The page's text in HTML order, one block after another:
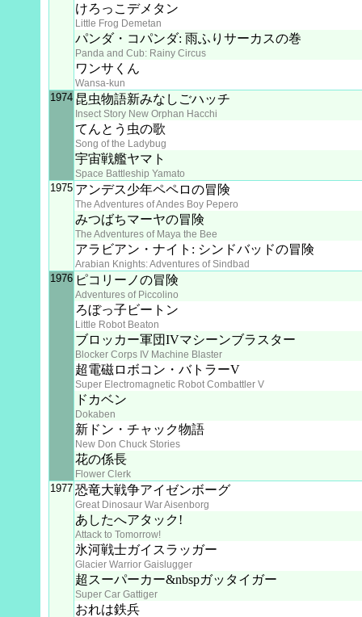
けろっこデメタン
Little Frog Demetan
パンダ・コパンダ: 雨ふりサーカスの巻
Panda and Cub: Rainy Circus
ワンサくん
Wansa-kun
1974 昆虫物語新みなしごハッチ
Insect Story New Orphan Hacchi
てんとう虫の歌
Song of the Ladybug
宇宙戦艦ヤマト
Space Battleship Yamato
1975 アンデス少年ペペロの冒険
The Adventures of Andes Boy Pepero
みつばちマーヤの冒険
The Adventures of Maya the Bee
アラビアン・ナイト: シンドバッドの冒険
Arabian Knights: Adventures of Sindbad
1976 ピコリーノの冒険
Adventures of Piccolino
ろぼっ子ビートン
Little Robot Beaton
ブロッカー軍団IVマシーンブラスター
Blocker Corps IV Machine Blaster
超電磁ロボコン・バトラーV
Super Electromagnetic Robot Combattler V
ドカベン
Dokaben
新ドン・チャック物語
New Don Chuck Stories
花の係長
Flower Clerk
1977 恐竜大戦争アイゼンボーグ
Great Dinosaur War Aisenborg
あしたへアタック!
Attack to Tomorrow!
氷河戦士ガイスラッガー
Glacier Warrior Gaislugger
超スーパーカー&nbspガッタイガー
Super Car Gattiger
おれは鉄兵